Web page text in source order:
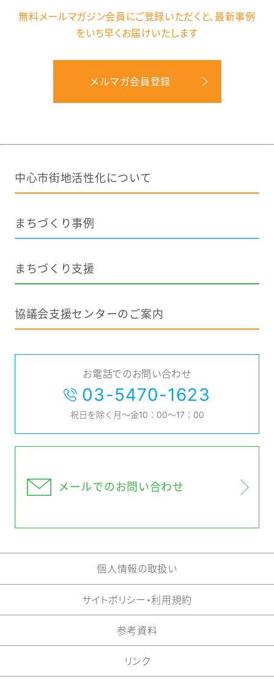
無料メールマガジン会員にご登録いただくと、 最新事例
をいち早くお届けいたします
メルマガ会員登録
中心市街地活性化について
まちづくり事例
まちづくり支援
協議会支援センターのご案内
お電話でのお問い合わせ
03-5470-1623
祝日を除く月～金10：00～17：00
メールでのお問い合わせ
個人情報の取扱い
サイトポリシー・利用規約
参考資料
リンク